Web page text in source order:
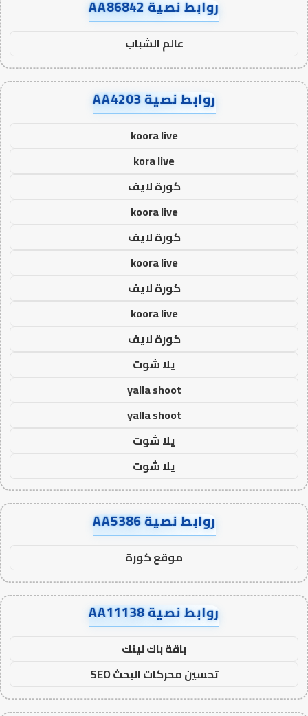
روابط نصية AA86842
عالم الشباب
روابط نصية AA4203
koora live
kora live
كورة لايف
koora live
كورة لايف
koora live
كورة لايف
koora live
كورة لايف
يلا شوت
yalla shoot
yalla shoot
يلا شوت
يلا شوت
روابط نصية AA5386
موقع كورة
روابط نصية AA11138
باقة باك لينك
تحسين محركات البحث SEO